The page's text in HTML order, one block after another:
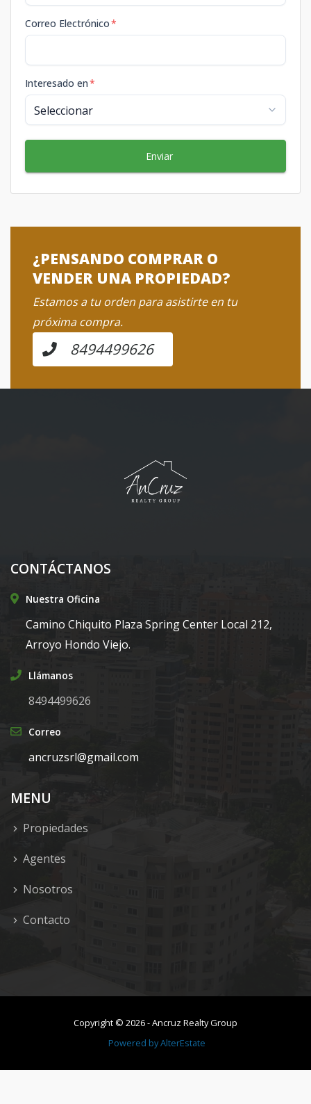
Correo Electrónico*
Interesado en*
Enviar
¿PENSANDO COMPRAR O
VENDER UNA PROPIEDAD?
Estamos a tu orden para asistirte en tu
próxima compra.
8494499626
CONTÁCTANOS
Nuestra Oficina
Camino Chiquito Plaza Spring Center Local 212,
Arroyo Hondo Viejo.
Llámanos
8494499626
Correo
ancruzsrl@gmail.com
MENU
Propiedades
Agentes
Nosotros
Contacto
Copyright © 2026-Ancruz Realty Group
Powered byAlterEstate